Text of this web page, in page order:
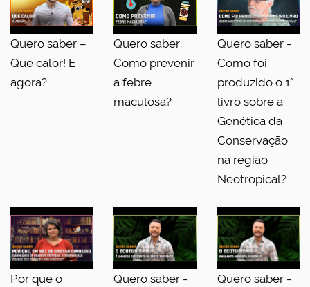
Quero saber –
Que calor! E
agora?
Quero saber:
Como prevenir
a febre
maculosa?
Quero saber -
Como foi
produzido o 1°
livro sobre a
Genética da
Conservação
na região
Neotropical?
Por que o
Quero saber -
Quero saber -